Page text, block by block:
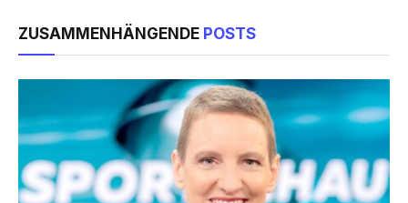
ZUSAMMENHÄNGENDE POSTS